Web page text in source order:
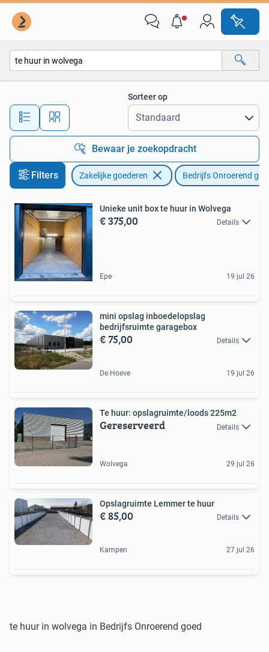
Alle afstanden…
Sorteer op
Bewaar je zoekopdracht
Filters Zakelijke goederen Bedrijfs Onroerend
Unieke unit box te huur in Wolvega
€ 375,00 Details
Epe 19 jul 26
mini opslag inboedelopslag
bedrijfsruimte garagebox
€ 75,00 Details
De Hoeve 19 jul 26
Te huur: opslagruimte/loods 225m2
Gereserveerd Details
Wolvega 29 jul 26
Opslagruimte Lemmer te huur
€ 85,00 Details
Kampen 27 jul 26
te huur in wolvega in Bedrijfs Onroerend goed